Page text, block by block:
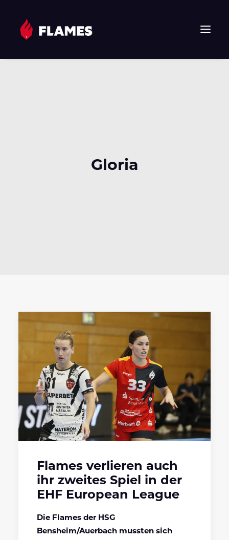
Gloria
Flames verlieren auch
ihr zweites Spiel in der
EHF European League
Die Flames der HSG
Bensheim/Auerbach mussten sich